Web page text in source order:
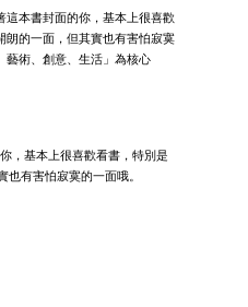
這本書封面的你，基本上很喜歡
朗的一面，但其實也有害怕寂寞
藝術、創意、生活」為核心
，基本上很喜歡看書，特別是
也有害怕寂寞的一面哦。